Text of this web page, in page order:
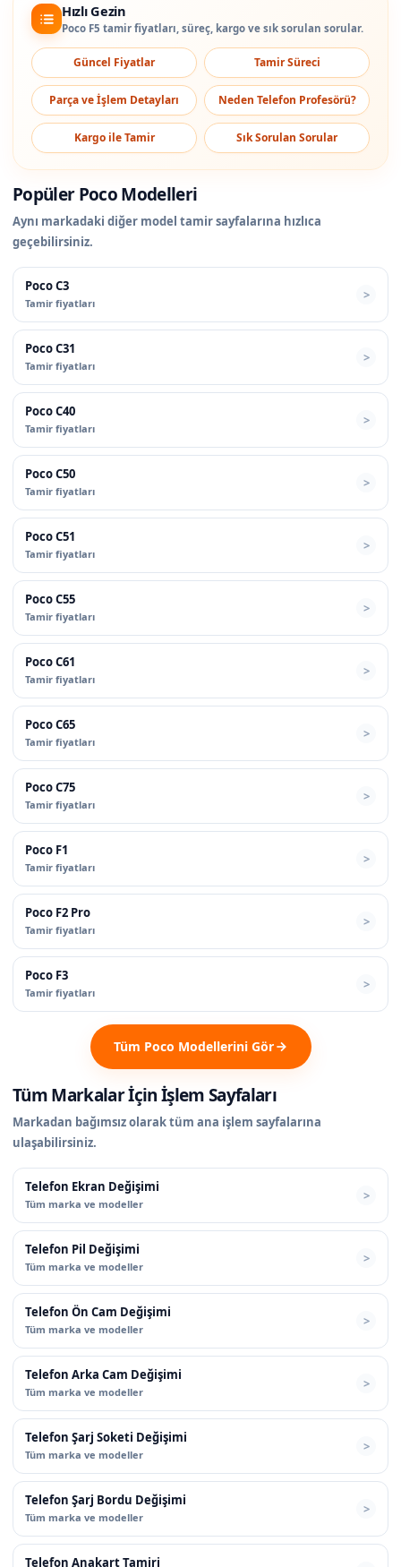
Hızlı Gezin
Poco F5 tamir fiyatları, süreç, kargo ve sık sorulan sorular.
Güncel Fiyatlar Tamir Süreci
Parça ve İşlem Detayları Neden Telefon Profesörü?
Kargo ile Tamir Sık Sorulan Sorular
Popüler Poco Modelleri
Aynı markadaki diğer model tamir sayfalarına hızlıca
geçebilirsiniz.
Poco C3
Tamir fiyatları
Poco C31
Tamir fiyatları
Poco C40
Tamir fiyatları
Poco C50
Tamir fiyatları
Poco C51
Tamir fiyatları
Poco C55
Tamir fiyatları
Poco C61
Tamir fiyatları
Poco C65
Tamir fiyatları
Poco C75
Tamir fiyatları
Poco F1
Tamir fiyatları
Poco F2 Pro
Tamir fiyatları
Poco F3
Tamir fiyatları
Tüm Poco Modellerini Gör
Tüm Markalar İçin İşlem Sayfaları
Markadan bağımsız olarak tüm ana işlem sayfalarına
ulaşabilirsiniz.
Telefon Ekran Değişimi
Tüm marka ve modeller
Telefon Pil Değişimi
Tüm marka ve modeller
Telefon Ön Cam Değişimi
Tüm marka ve modeller
Telefon Arka Cam Değişimi
Tüm marka ve modeller
Telefon Şarj Soketi Değişimi
Tüm marka ve modeller
Telefon Şarj Bordu Değişimi
Tüm marka ve modeller
Telefon Anakart Tamiri